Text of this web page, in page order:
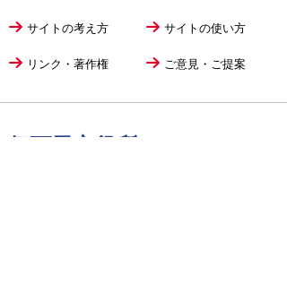
サイトの考え方 サイトの使い方
リンク・著作権 ご意見・ご提案
伊万里市役所